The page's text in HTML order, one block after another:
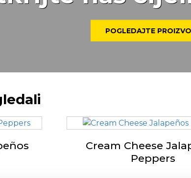
POGLEDAJTE
Cream Cheese
Peppers